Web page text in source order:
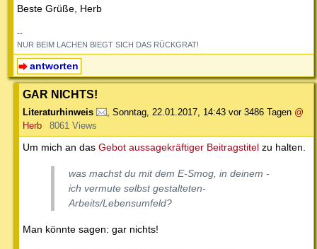
Beste Grüße, Herb
--
NUR BEIM LACHEN BIEGT SICH DAS RÜCKGRAT!
antworten
GAR NICHTS!
Literaturhinweis , Sonntag, 22.01.2017, 14:43 vor 3486 Tagen @
Herb
8061 Views
Um mich an das Gebot aussagekräftiger Beitragstitel zu halten.
was machst du mit dem E-Smog, in deinem -
ich vermute selbst gestalteten-
Arbeits/Lebensumfeld?
Man könnte sagen: gar nichts!